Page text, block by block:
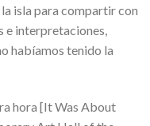
isla para compartir con
e interpretaciones,
habíamos tenido la
hora [It Was About